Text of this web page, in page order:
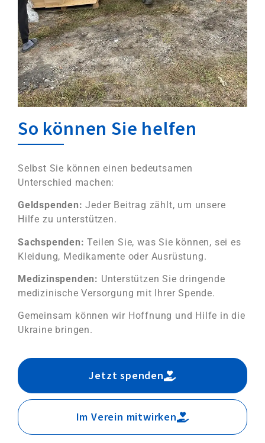
So können Sie helfen
Selbst Sie können einen bedeutsamen
Unterschied machen:
Geldspenden: Jeder Beitrag zählt, um unsere
Hilfe zu unterstützen.
Sachspenden: Teilen Sie, was Sie können, sei es
Kleidung, Medikamente oder Ausrüstung.
Medizinspenden: Unterstützen Sie dringende
medizinische Versorgung mit Ihrer Spende.
Gemeinsam können wir Hoffnung und Hilfe in die
Ukraine bringen.
Jetzt spenden
Im Verein mitwirken